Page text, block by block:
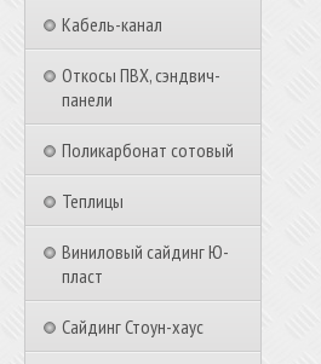
Кабель-канал
Откосы ПВХ, сэндвич-
панели
Поликарбонат сотовый
Теплицы
Виниловый сайдинг Ю-
пласт
Сайдинг Стоун-хаус